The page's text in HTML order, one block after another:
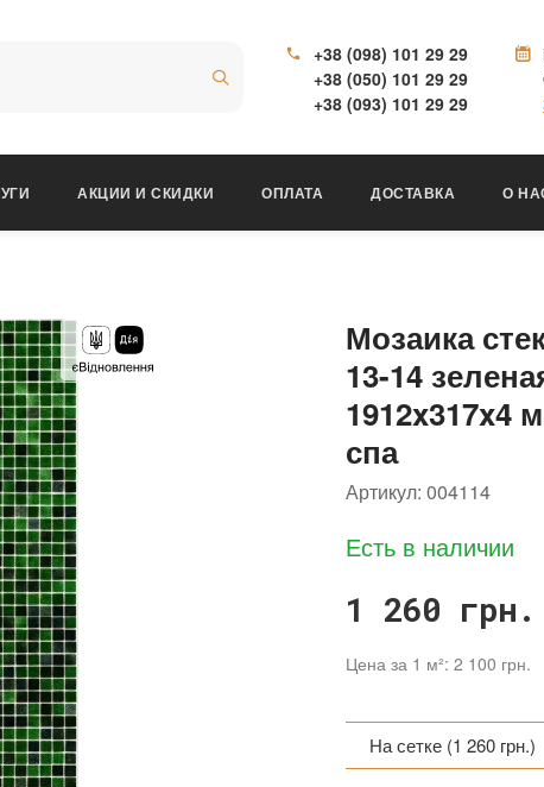
+38 (098) 101 29 29
+38 (050) 101 29 29
+38 (093) 101 29 29
АКЦИИ И СКИДКИ ОПЛАТА ДОСТАВКА О
Мозаика
13-14
1912x317x4
спа
Артикул: 004114
Есть в наличии
1 260 грн.
Цена за 1 м²: 2 100 грн.
На сетке (1 260 грн.)